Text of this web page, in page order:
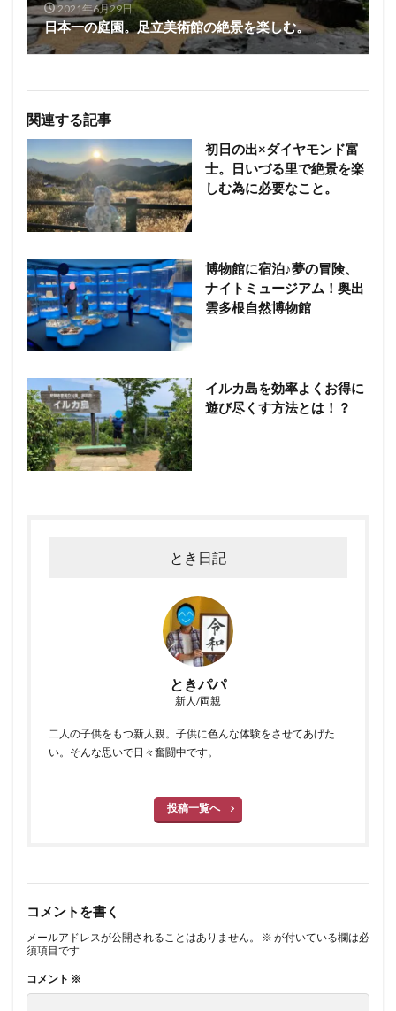
2021年6月29日
日本一の庭園。足立美術館の絶景を楽しむ。
関連する記事
初日の出×ダイヤモンド富
士。日いづる里で絶景を楽
しむ為に必要なこと。
博物館に宿泊♪夢の冒険、
ナイトミュージアム！奥出
雲多根自然博物館
イルカ島を効率よくお得に
遊び尽くす方法とは！？
とき日記
ときパパ
新人/両親
二人の子供をもつ新人親。子供に色んな体験をさせてあげた
い。そんな思いで日々奮闘中です。
投稿一覧へ
コメントを書く
メールアドレスが公開されることはありません。 ※ が付いている欄は必
須項目です
コメント ※